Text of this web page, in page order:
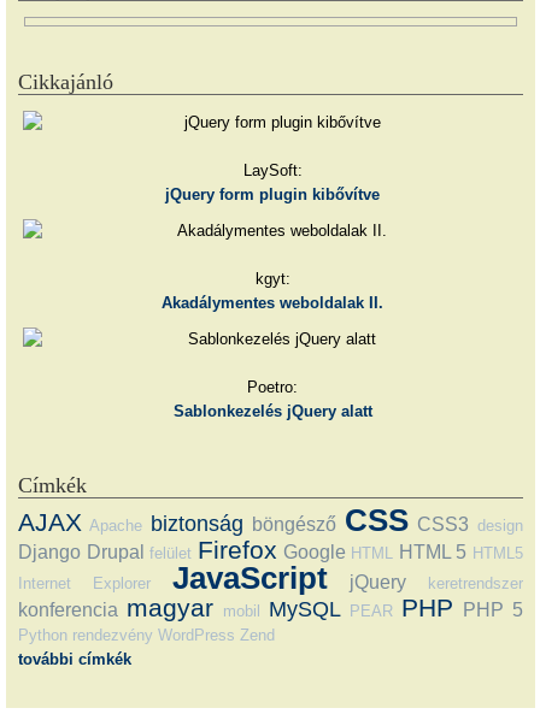
Cikkajánló
LaySoft:
jQuery form plugin kibővítve
kgyt:
Akadálymentes weboldalak II.
Poetro:
Sablonkezelés jQuery alatt
Címkék
AJAX Apache biztonság böngésző CSS CSS3 design
Django Drupal felület Firefox Google HTML HTML 5 HTML5
Internet Explorer
JavaScript jQuery keretrendszer
konferencia magyar mobil MySQL PEAR PHP PHP 5
Python rendezvény WordPress Zend
további címkék